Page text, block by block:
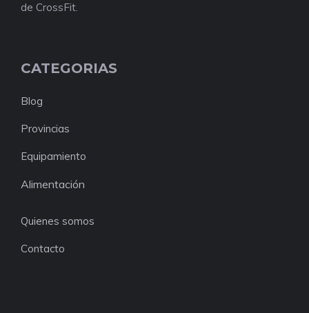
de CrossFit.
CATEGORIAS
Blog
Provincias
Equipamiento
Alimentación
Quienes somos
Contacto